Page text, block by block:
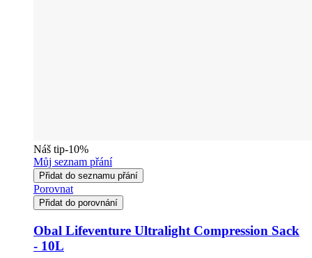
Náš tip-10%
Můj seznam přání
Přidat do seznamu přání
Porovnat
Přidat do porovnání
Obal Lifeventure Ultralight Compression Sack
- 10L